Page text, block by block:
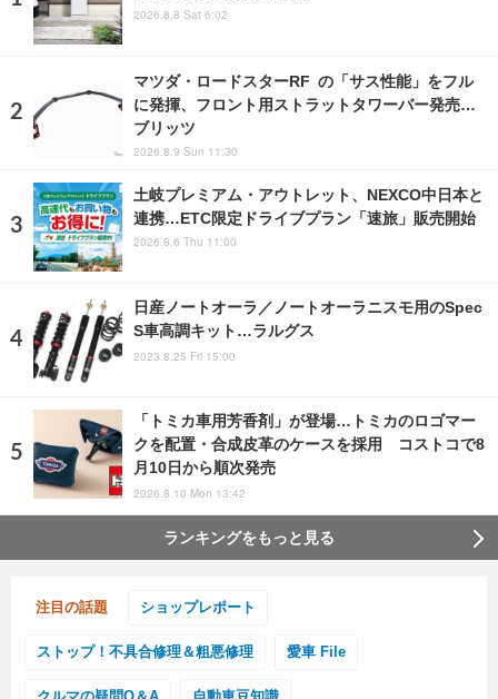
2026.8.8 Sat 6:02
マツダ・ロードスターRF の「サス性能」をフル
に発揮、フロント用ストラットタワーバー発売…
ブリッツ
2026.8.9 Sun 11:30
土岐プレミアム・アウトレット、NEXCO中日本と
連携…ETC限定ドライブプラン「速旅」販売開始
2026.8.6 Thu 11:00
日産ノートオーラ／ノートオーラニスモ用のSpec
S車高調キット…ラルグス
2023.8.25 Fri 15:00
「トミカ車用芳香剤」が登場…トミカのロゴマー
クを配置・合成皮革のケースを採用 コストコで8
月10日から順次発売
2026.8.10 Mon 13:42
ランキングをもっと見る
注目の話題 ショップレポート
ストップ！不具合修理＆粗悪修理 愛車 File